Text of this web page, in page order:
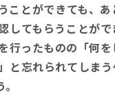
ことができても、
してもらうことがで
行ったものの「何
と忘れられてしまう